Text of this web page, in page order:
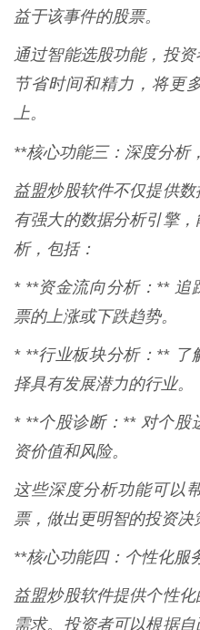
益于该事件的股票。
通过智能选股功能，投资
节省时间和精力，将更
上。
**核心功能三：深度分析，
益盟炒股软件不仅提供
有强大的数据分析引擎
析，包括：
* **资金流向分析：** 追
票的上涨或下跌趋势。
* **行业板块分析：** 了
择具有发展潜力的行业。
* **个股诊断：** 对个股
资价值和风险。
这些深度分析功能可以
票，做出更明智的投资决
**核心功能四：个性化服
益盟炒股软件提供个性
需求。投资者可以根据